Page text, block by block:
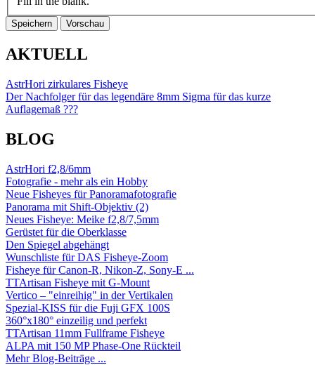
AKTUELL
AstrHori zirkulares Fisheye
Der Nachfolger für das legendäre 8mm Sigma für das kurze
Auflagemaß ???
BLOG
AstrHori f2,8/6mm
Fotografie - mehr als ein Hobby
Neue Fisheyes für Panoramafotografie
Panorama mit Shift-Objektiv (2)
Neues Fisheye: Meike f2,8/7,5mm
Gerüstet für die Oberklasse
Den Spiegel abgehängt
Wunschliste für DAS Fisheye-Zoom
Fisheye für Canon-R, Nikon-Z, Sony-E ...
TTArtisan Fisheye mit G-Mount
Vertico – "einreihig" in der Vertikalen
Spezial-KISS für die Fuji GFX 100S
360°x180° einzeilig und perfekt
TTArtisan 11mm Fullframe Fisheye
ALPA mit 150 MP Phase-One Rückteil
Mehr Blog-Beiträge ...